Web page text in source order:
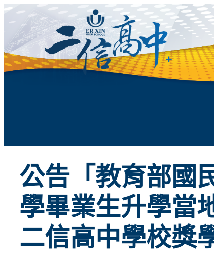
跳
要
內
公告「教育部國
學畢業生升學當
二信高中學校獎